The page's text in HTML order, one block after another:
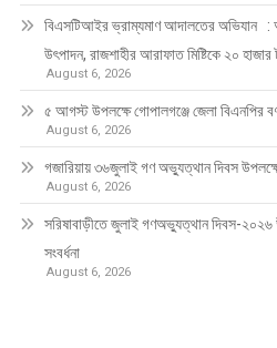
বিএসটিআইর ভ্রাম্যমাণ আদালতের অভিযান :
উৎপাদন, রাজশাহীর আরাফাত মিষ্টিকে ২০ হাজার
August 6, 2026
৫ আগস্ট উপলক্ষে গোপালগঞ্জে জেলা বিএনপির
August 6, 2026
গজারিয়ায় ৩৬জুলাই গণ অভ্যুত্থান দিবস
August 6, 2026
সরিষাবাড়ীতে জুলাই গণঅভ্যুত্থান দিবস-
সংবর্ধনা
August 6, 2026